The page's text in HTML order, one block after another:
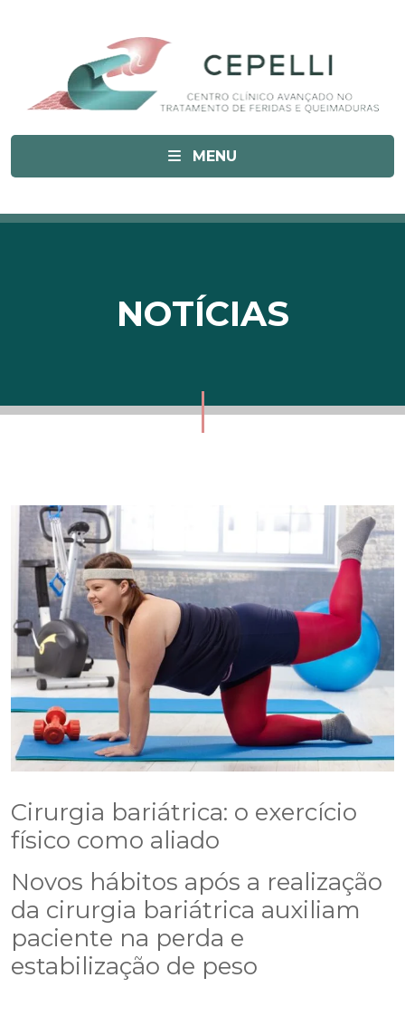
MENU
NOTÍCIAS
Cirurgia bariátrica: o exercício
físico como aliado
Novos hábitos após a realização
da cirurgia bariátrica auxiliam
paciente na perda e
estabilização de peso